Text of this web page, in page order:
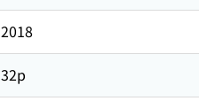
2018
32p